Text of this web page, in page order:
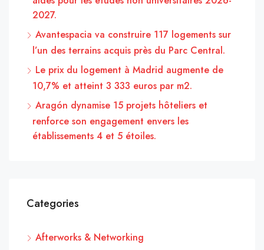
2027.
Avantespacia va construire 117 logements sur
l’un des terrains acquis près du Parc Central.
Le prix du logement à Madrid augmente de
10,7% et atteint 3 333 euros par m2.
Aragón dynamise 15 projets hôteliers et
renforce son engagement envers les
établissements 4 et 5 étoiles.
Categories
Afterworks & Networking